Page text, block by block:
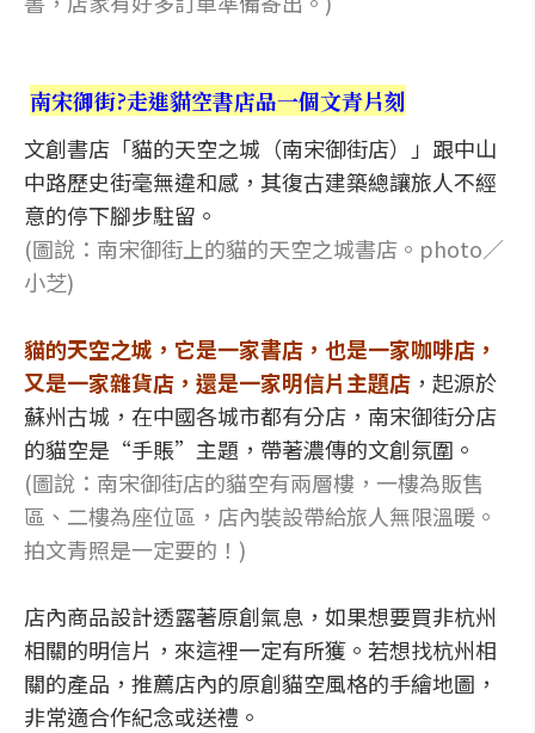
南宋御街?走進貓空書店品一個文青片刻
文創書店「貓的天空之城（南宋御街店）」跟中山
中路歷史街毫無違和感，其復古建築總讓旅人不經
意的停下腳步駐留。
(圖說：南宋御街上的貓的天空之城書店。photo／
小芝)
貓的天空之城，它是一家書店，也是一家咖啡店，
又是一家雜貨店，還是一家明信片主題店 ，起源於
蘇州古城，在中國各城市都有分店，南宋御街分店
的貓空是“手賬”主題，帶著濃傳的文創氛圍。
(圖說：南宋御街店的貓空有兩層樓，一樓為販售
區、二樓為座位區，店內裝設帶給旅人無限溫暖。
拍文青照是一定要的！)
店內商品設計透露著原創氣息，如果想要買非杭州
相關的明信片，來這裡一定有所獲。若想找杭州相
關的產品，推薦店內的原創貓空風格的手繪地圖，
非常適合作紀念或送禮。